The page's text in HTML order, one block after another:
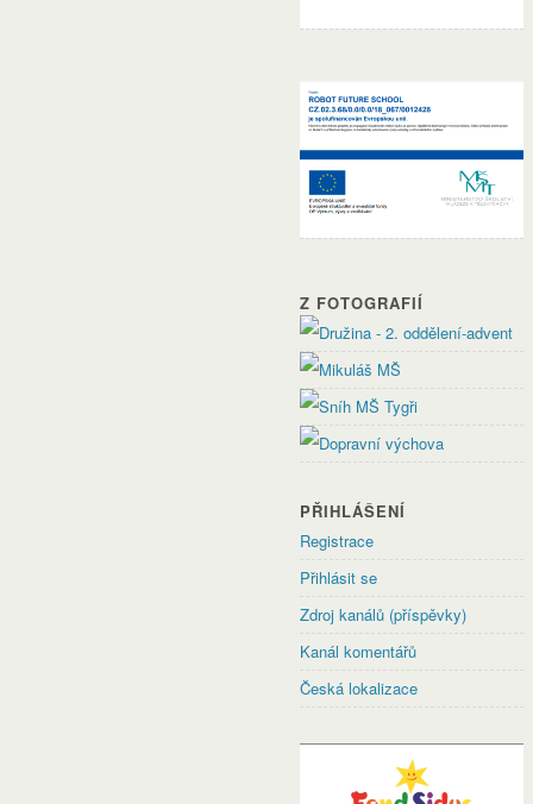
Z FOTOGRAFIÍ
PŘIHLÁŠENÍ
Registrace
Přihlásit se
Zdroj kanálů (příspěvky)
Kanál komentářů
Česká lokalizace